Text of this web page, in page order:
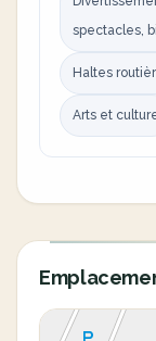
spectacles,
Haltes
Arts et